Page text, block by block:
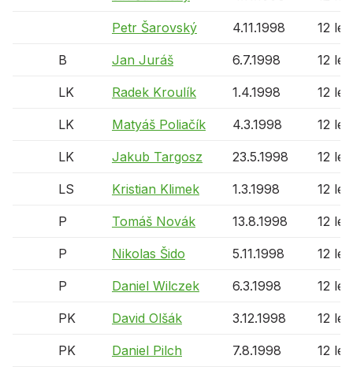
Petr Šarovský 4.11.1998 12 let
B Jan Juráš 6.7.1998 12 let
LK Radek Kroulík 1.4.1998 12 let
LK Matyáš Poliačík 4.3.1998 12 let
LK Jakub Targosz 23.5.1998 12 let
LS Kristian Klimek 1.3.1998 12 let
P Tomáš Novák 13.8.1998 12 let
P Nikolas Šido 5.11.1998 12 let
P Daniel Wilczek 6.3.1998 12 let
PK David Olšák 3.12.1998 12 let
PK Daniel Pilch 7.8.1998 12 let